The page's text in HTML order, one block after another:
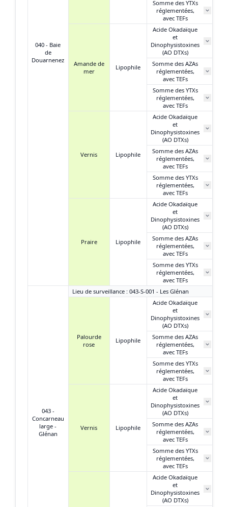
040 - Baie
de
Douarnenez
Somme des YTXs
réglementées,
avec TEFs
Amande de
mer
Lipophile
Acide Okadaïque
et
Dinophysistoxines
(AO DTXs)
Somme des AZAs
réglementées,
avec TEFs
Somme des YTXs
réglementées,
avec TEFs
Vernis Lipophile
Acide Okadaïque
et
Dinophysistoxines
(AO DTXs)
Somme des AZAs
réglementées,
avec TEFs
Somme des YTXs
réglementées,
avec TEFs
Praire Lipophile
Acide Okadaïque
et
Dinophysistoxines
(AO DTXs)
Somme des AZAs
réglementées,
avec TEFs
Somme des YTXs
réglementées,
avec TEFs
043 -
Concarneau
large -
Glénan
Lieu de surveillance : 043-S-001 - Les Glénan
Palourde
rose
Lipophile
Acide Okadaïque
et
Dinophysistoxines
(AO DTXs)
Somme des AZAs
réglementées,
avec TEFs
Somme des YTXs
réglementées,
avec TEFs
Vernis Lipophile
Acide Okadaïque
et
Dinophysistoxines
(AO DTXs)
Somme des AZAs
réglementées,
avec TEFs
Somme des YTXs
réglementées,
avec TEFs
Acide Okadaïque
et
Dinophysistoxines
(AO DTXs)